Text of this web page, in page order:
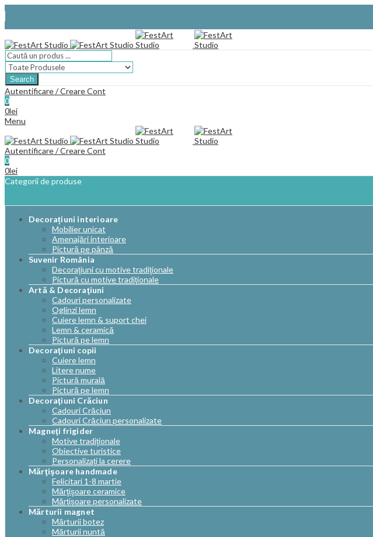
Facebook
Search
Autentificare / Creare Cont
0
0lei
Menu
Autentificare / Creare Cont
0
0lei
Categorii de produse
Decorațiuni interioare
Mobilier unicat
Amenajări interioare
Pictură pe pânză
Suvenir România
Decoraţiuni cu motive tradiţionale
Pictură cu motive tradiţionale
Artă & Decoraţiuni
Cadouri personalizate
Oglinzi lemn
Cuiere lemn & suport chei
Lemn & ceramică
Pictură pe lemn
Decoraţiuni copii
Cuiere lemn
Litere nume
Pictură murală
Pictură pe lemn
Decoraţiuni Crăciun
Cadouri Crăciun
Cadouri Crăciun personalizate
Magneţi frigider
Motive tradiţionale
Obiective turistice
Personalizaţi la cerere
Mărţişoare handmade
Felicitari 1-8 martie
Mărţişoare ceramice
Mărţişoare personalizate
Mărturii magnet
Mărturii botez
Mărturii nuntă